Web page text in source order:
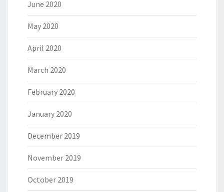
June 2020
May 2020
April 2020
March 2020
February 2020
January 2020
December 2019
November 2019
October 2019